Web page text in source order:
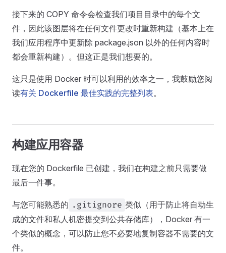
接下来的 COPY 命令会检查我们项目目录中的每个文
件，因此该图层将在任何文件更改时重新构建（基本上在
我们应用程序中更新除 package.json 以外的任何内容时
都会重新构建）。但这正是我们想要的。
这只是使用 Docker 时可以利用的效率之一，我鼓励您阅
读有关 Dockerfile 最佳实践的完整列表。
构建应用容器
现在您的 Dockerfile 已创建，我们在构建之前只需要做
最后一件事。
与您可能熟悉的 .gitignore 类似（用于防止将自动生
成的文件和私人机密提交到公共存储库），Docker 有一
个类似的概念，可以防止您不必要地复制容器不需要的文
件。